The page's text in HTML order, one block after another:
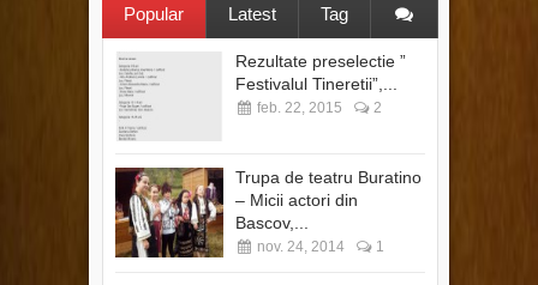
Popular Latest Tag
Rezultate preselectie ”
Festivalul Tineretii”,...
feb. 22, 2015 2
Trupa de teatru Buratino
– Micii actori din
Bascov,...
nov. 24, 2014 1